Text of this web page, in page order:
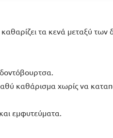
τα κενά μεταξύ των
καθάρισμα χωρίς να
εμφυτεύματα.